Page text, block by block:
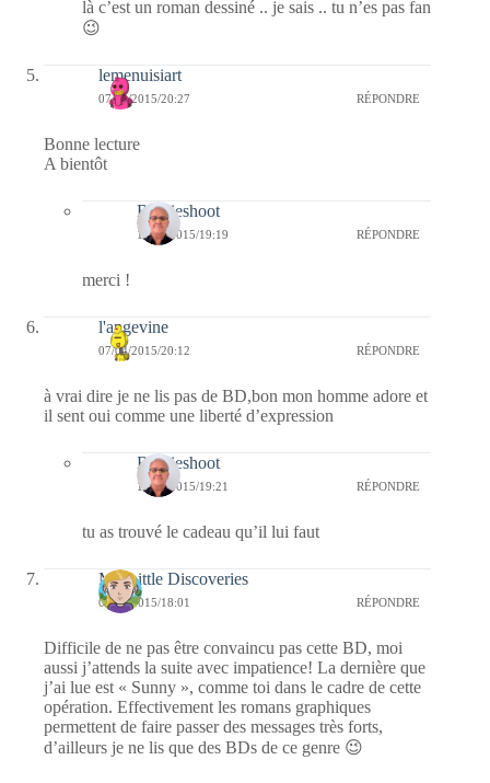
là c’est un roman dessiné .. je sais .. tu n’es pas fan
😉
lemenuisiart
07/04/2015/20:27 RÉPONDRE
Bonne lecture
A bientôt
Bernieshoot
13/04/2015/19:19 RÉPONDRE
merci !
l'angevine
07/04/2015/20:12 RÉPONDRE
à vrai dire je ne lis pas de BD,bon mon homme adore et
il sent oui comme une liberté d’expression
Bernieshoot
13/04/2015/19:21 RÉPONDRE
tu as trouvé le cadeau qu’il lui faut
My Little Discoveries
07/04/2015/18:01 RÉPONDRE
Difficile de ne pas être convaincu pas cette BD, moi
aussi j’attends la suite avec impatience! La dernière que
j’ai lue est « Sunny », comme toi dans le cadre de cette
opération. Effectivement les romans graphiques
permettent de faire passer des messages très forts,
d’ailleurs je ne lis que des BDs de ce genre 😉